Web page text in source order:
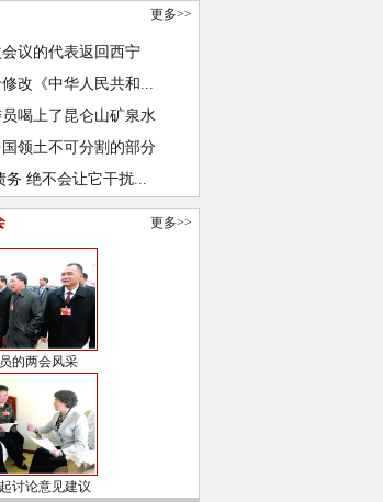
更多>>
议的代表返回西宁
改《中华人民共和...
喝上了昆仑山矿泉水
领土不可分割的部分
务 绝不会让它干扰...
更多>>
的两会风采
讨论意见建议